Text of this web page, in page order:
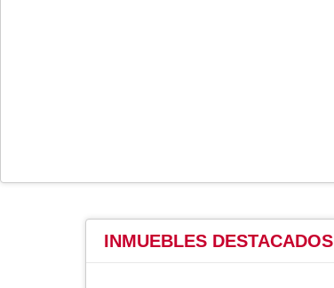
INMUEBLES DESTACADOS